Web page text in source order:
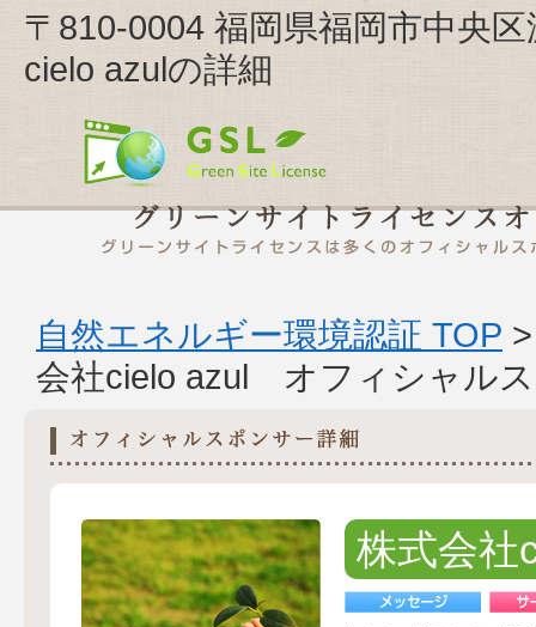
〒810-0004 福岡県福岡市中央
cielo azulの詳細
自然エネルギー環境認証 TOP
会社cielo azul オフィシャル
株式会社